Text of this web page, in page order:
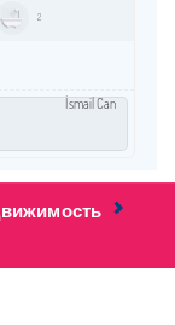
2
İsmail Can